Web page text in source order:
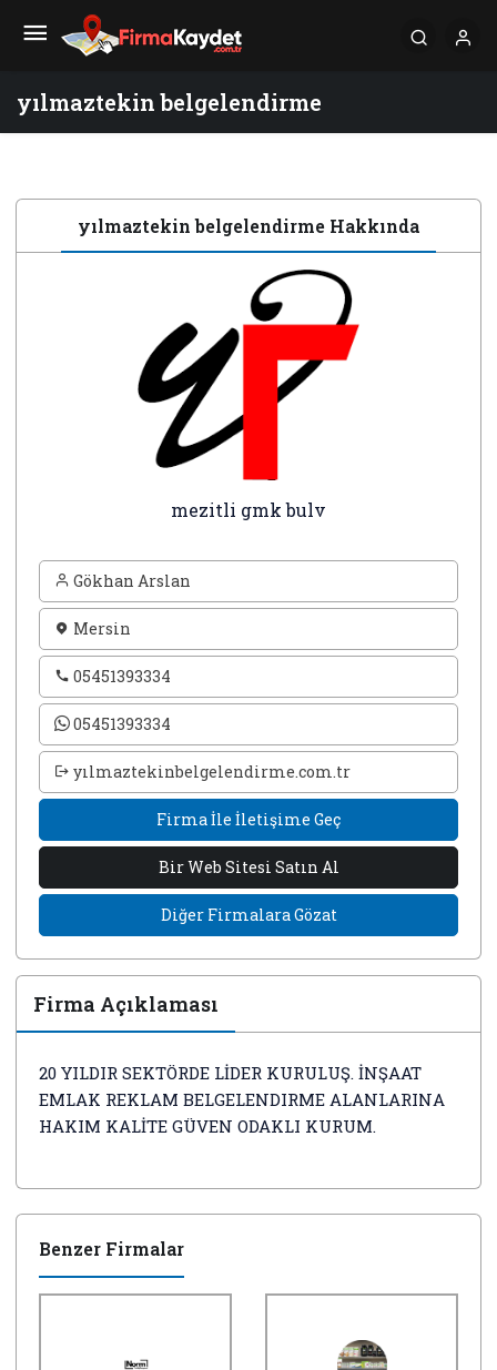
yılmaztekin belgelendirme
yılmaztekin belgelendirme Hakkında
mezitli gmk bulv
Gökhan Arslan
Mersin
05451393334
05451393334
yılmaztekinbelgelendirme.com.tr
Firma İle İletişime Geç
Bir Web Sitesi Satın Al
Diğer Firmalara Gözat
Firma Açıklaması
20 YILDIR SEKTÖRDE LİDER KURULUŞ. İNŞAAT
EMLAK REKLAM BELGELENDIRME ALANLARINA
HAKIM KALİTE GÜVEN ODAKLI KURUM.
Benzer Firmalar